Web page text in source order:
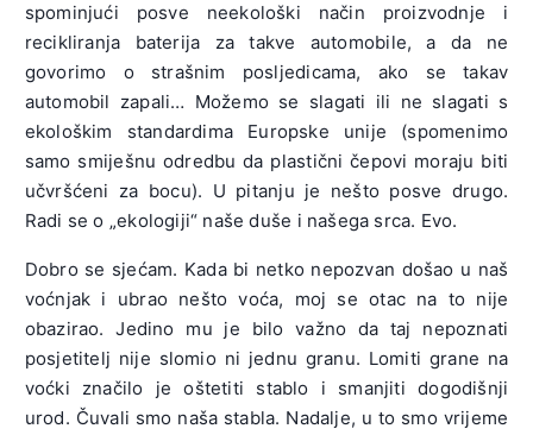
spominjući posve neekološki način proizvodnje i
recikliranja baterija za takve automobile, a da ne
govorimo o strašnim posljedicama, ako se takav
automobil zapali… Možemo se slagati ili ne slagati s
ekološkim standardima Europske unije (spomenimo
samo smiješnu odredbu da plastični čepovi moraju biti
učvršćeni za bocu). U pitanju je nešto posve drugo.
Radi se o „ekologiji“ naše duše i našega srca. Evo.
Dobro se sjećam. Kada bi netko nepozvan došao u naš
voćnjak i ubrao nešto voća, moj se otac na to nije
obazirao. Jedino mu je bilo važno da taj nepoznati
posjetitelj nije slomio ni jednu granu. Lomiti grane na
voćki značilo je oštetiti stablo i smanjiti dogodišnji
urod. Čuvali smo naša stabla. Nadalje, u to smo vrijeme